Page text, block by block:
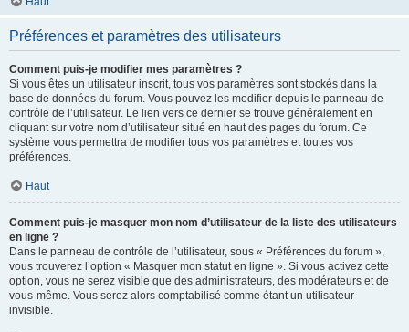
Préférences et paramètres des utilisateurs
Comment puis-je modifier mes paramètres ?
Si vous êtes un utilisateur inscrit, tous vos paramètres sont stockés dans la
base de données du forum. Vous pouvez les modifier depuis le panneau de
contrôle de l’utilisateur. Le lien vers ce dernier se trouve généralement en
cliquant sur votre nom d’utilisateur situé en haut des pages du forum. Ce
système vous permettra de modifier tous vos paramètres et toutes vos
préférences.
Haut
Comment puis-je masquer mon nom d’utilisateur de la liste des utilisateurs
en ligne ?
Dans le panneau de contrôle de l’utilisateur, sous « Préférences du forum »,
vous trouverez l’option « Masquer mon statut en ligne ». Si vous activez cette
option, vous ne serez visible que des administrateurs, des modérateurs et de
vous-même. Vous serez alors comptabilisé comme étant un utilisateur
invisible.